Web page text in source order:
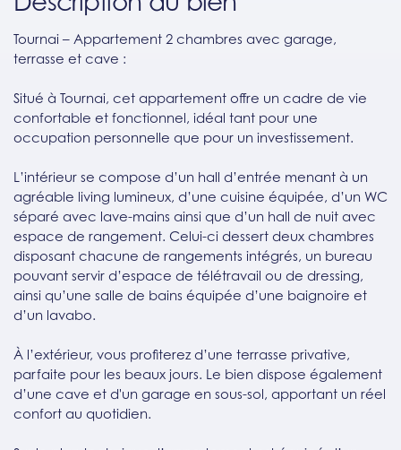
Tournai – Appartement 2 chambres avec garage,
terrasse et cave :
Situé à Tournai, cet appartement offre un cadre de vie
confortable et fonctionnel, idéal tant pour une
occupation personnelle que pour un investissement.
L’intérieur se compose d’un hall d’entrée menant à un
agréable living lumineux, d’une cuisine équipée, d’un WC
séparé avec lave-mains ainsi que d’un hall de nuit avec
espace de rangement. Celui-ci dessert deux chambres
disposant chacune de rangements intégrés, un bureau
pouvant servir d’espace de télétravail ou de dressing,
ainsi qu’une salle de bains équipée d’une baignoire et
d’un lavabo.
À l’extérieur, vous profiterez d’une terrasse privative,
parfaite pour les beaux jours. Le bien dispose également
d’une cave et d'un garage en sous-sol, apportant un réel
confort au quotidien.